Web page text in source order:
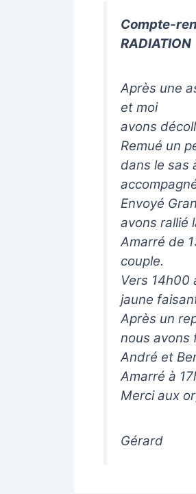
Compte-
RADIATION
Après une
et moi
avons
Remué un
dans le sas
Envoyé
avons rallié
Amarré de
couple.
Vers 14h00
jaune
Après un
nous avons
André et
Amarré à
Merci aux
Gérard